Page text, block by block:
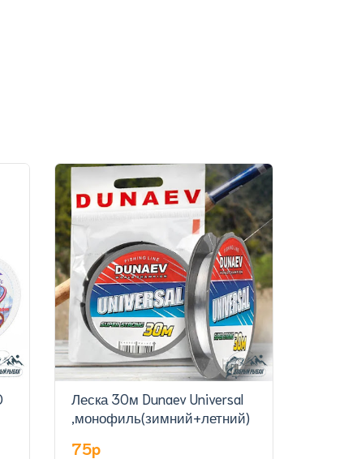
Леска 30м Dunaev Universal
,монофиль(зимний+летний)
75p